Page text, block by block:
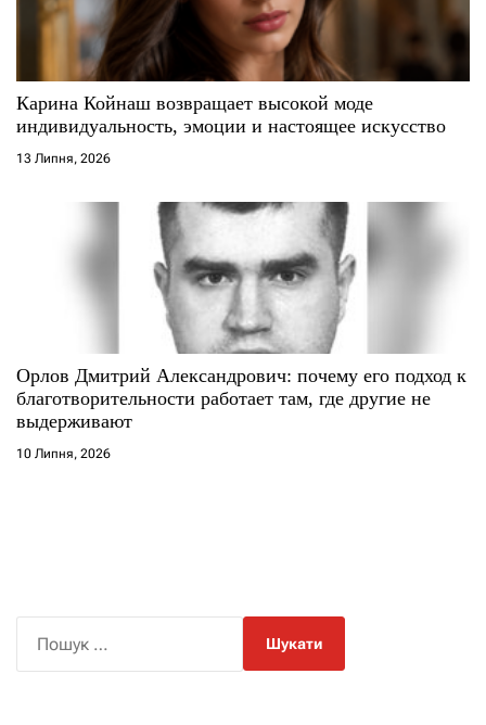
Карина Койнаш возвращает высокой моде
индивидуальность, эмоции и настоящее искусство
13 Липня, 2026
Орлов Дмитрий Александрович: почему его подход к
благотворительности работает там, где другие не
выдерживают
10 Липня, 2026